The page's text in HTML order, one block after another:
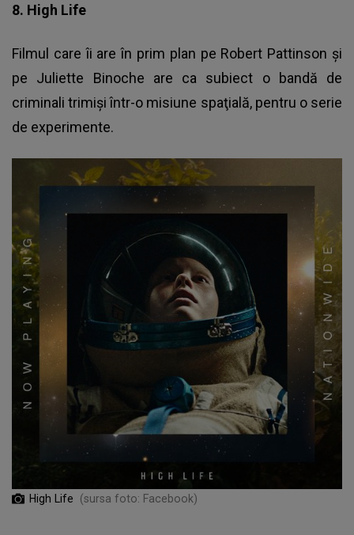
8. High Life
Filmul care îi are în prim plan pe Robert Pattinson şi
pe Juliette Binoche are ca subiect o bandă de
criminali trimişi într-o misiune spaţială, pentru o serie
de experimente.
High Life (sursa foto: Facebook)